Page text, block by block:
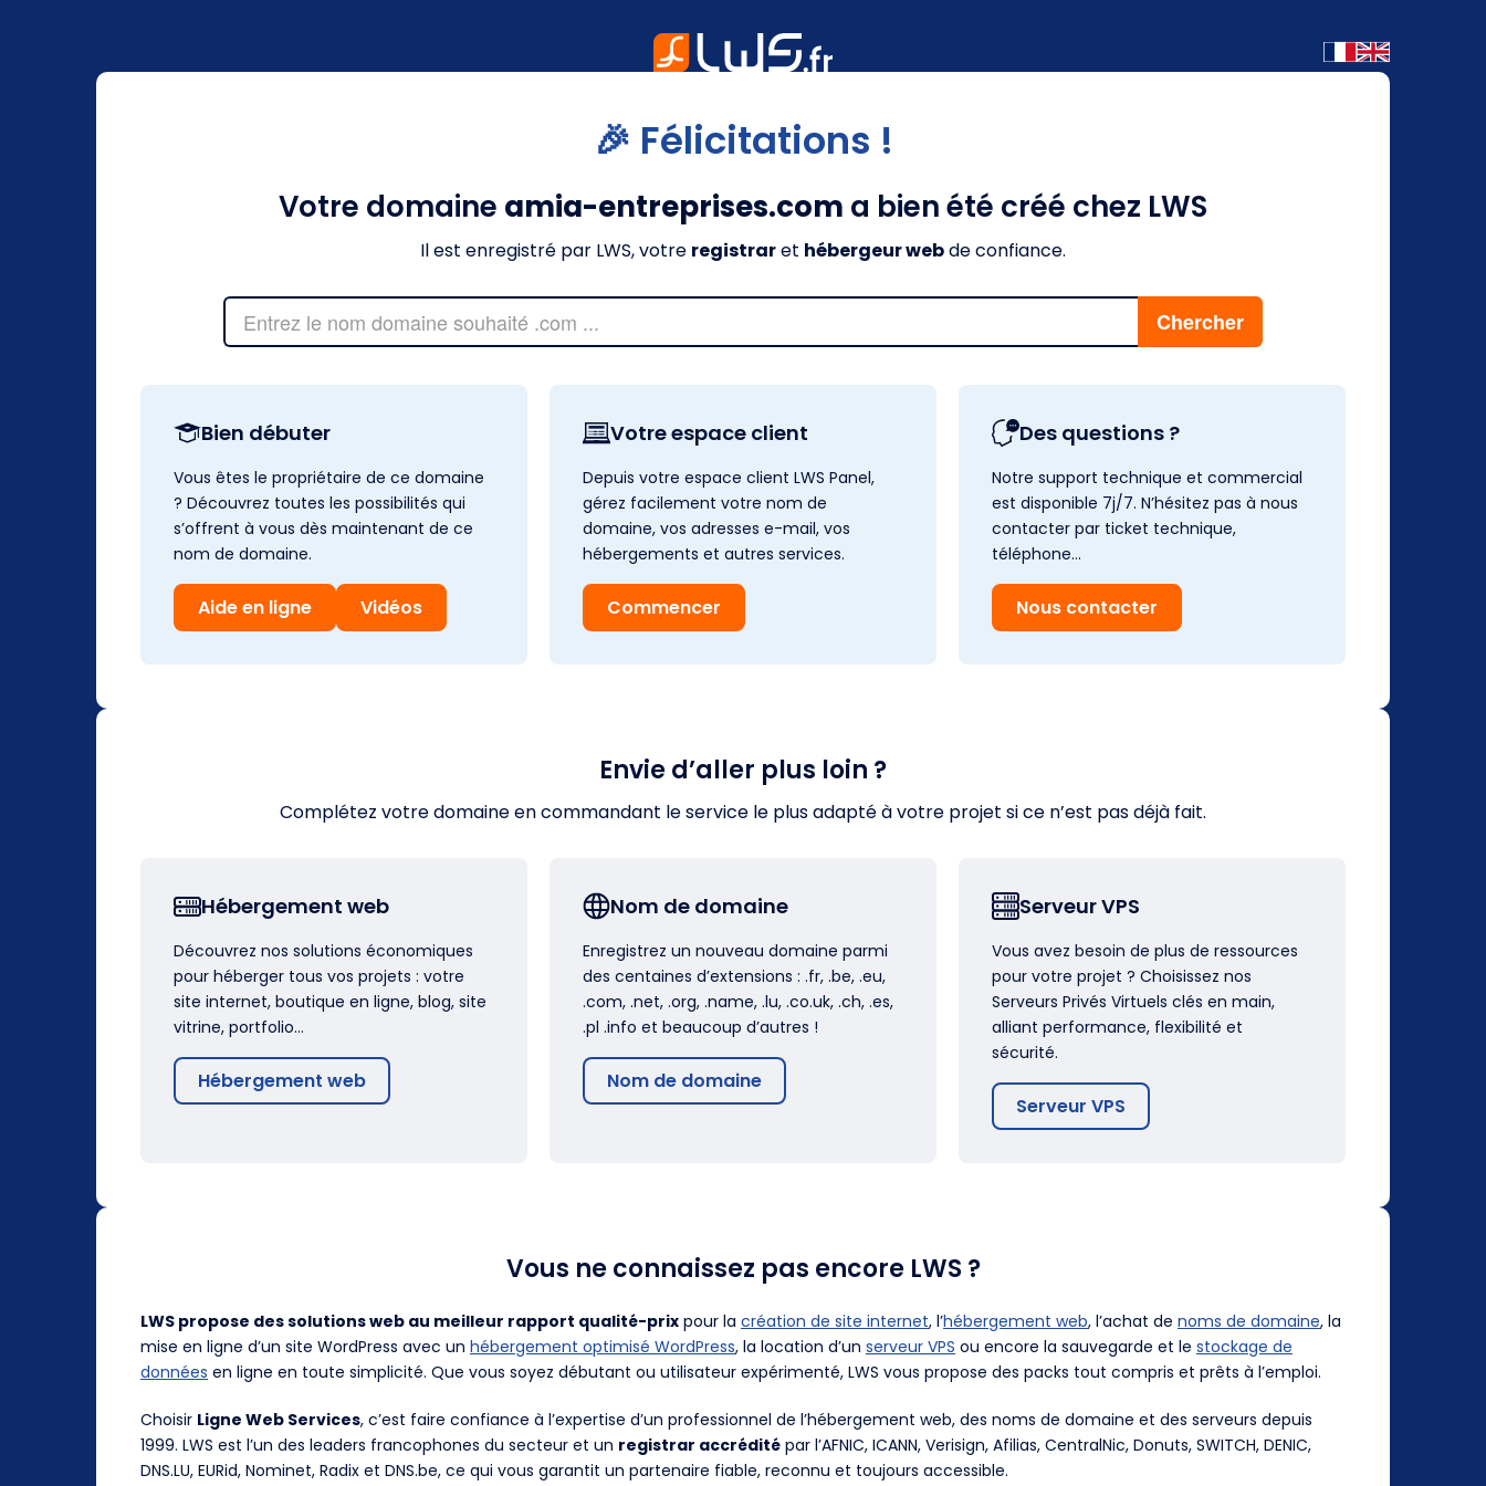
🎉 Félicitations !
Votre domaine amia-entreprises.com a bien été créé chez LWS
Il est enregistré par LWS, votre registraret hébergeur webde confiance.
Bien débuter
Vous êtes le propriétaire de ce domaine
? Découvrez toutes les possibilités qui
s’offrent à vous dès maintenant de ce
nom de domaine.
Aide en ligne Vidéos
Votre espace client
Depuis votre espace client LWS Panel,
gérez facilement votre nom de
domaine, vos adresses e-mail, vos
hébergements et autres services.
Commencer
Des questions ?
Notre support technique et commercial
est disponible 7j/7. N’hésitez pas à nous
contacter par ticket technique,
téléphone…
Nous contacter
Envie d’aller plus loin ?
Complétez votre domaine en commandant le service le plus adapté à votre projet si ce n’est pas déjà fait.
Hébergement web
Découvrez nos solutions économiques
pour héberger tous vos projets : votre
site internet, boutique en ligne, blog, site
vitrine, portfolio…
Hébergement web
Nom de domaine
Enregistrez un nouveau domaine parmi
des centaines d’extensions : .fr, .be, .eu,
.com, .net, .org, .name, .lu, .co.uk, .ch, .es,
.pl .info et beaucoup d’autres !
Nom de domaine
Serveur VPS
Vous avez besoin de plus de ressources
pour votre projet ? Choisissez nos
Serveurs Privés Virtuels clés en main,
alliant performance, flexibilité et
sécurité.
Serveur VPS
Vous ne connaissez pas encore LWS ?
LWS propose des solutions web au meilleur rapport qualité-prix pour la création de site internet, l’hébergement web, l’achat de noms de domaine, la
mise en ligne d’un site WordPress avec un hébergement optimisé WordPress, la location d’un serveur VPS ou encore la sauvegarde et le stockage de
données en ligne en toute simplicité. Que vous soyez débutant ou utilisateur expérimenté, LWS vous propose des packs tout compris et prêts à l’emploi.
Choisir Ligne Web Services, c’est faire confiance à l’expertise d’un professionnel de l’hébergement web, des noms de domaine et des serveurs depuis
1999. LWS est l’un des leaders francophones du secteur et un registrar accrédité par l’AFNIC, ICANN, Verisign, Afilias, CentralNic, Donuts, SWITCH, DENIC,
DNS.LU, EURid, Nominet, Radix et DNS.be, ce qui vous garantit un partenaire fiable, reconnu et toujours accessible.